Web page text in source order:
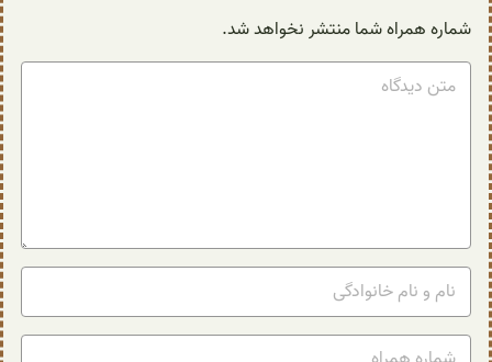
شماره همراه شما منتشر نخواهد شد.